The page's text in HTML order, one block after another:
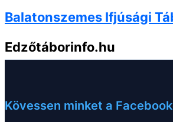
Balatonszemes Ifjúsági
Edzőtáborinfo.hu
Kövessen minket a